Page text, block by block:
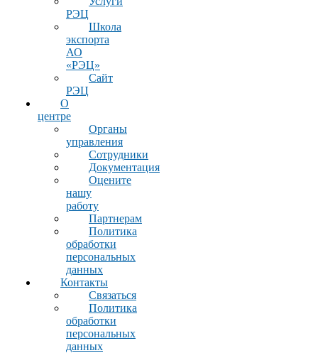
РЭЦ
Школа
экспорта
АО
«РЭЦ»
Сайт
РЭЦ
О
центре
Органы
управления
Сотрудники
Документация
Оцените
нашу
работу
Партнерам
Политика
обработки
персональных
данных
Контакты
Связаться
Политика
обработки
персональных
данных